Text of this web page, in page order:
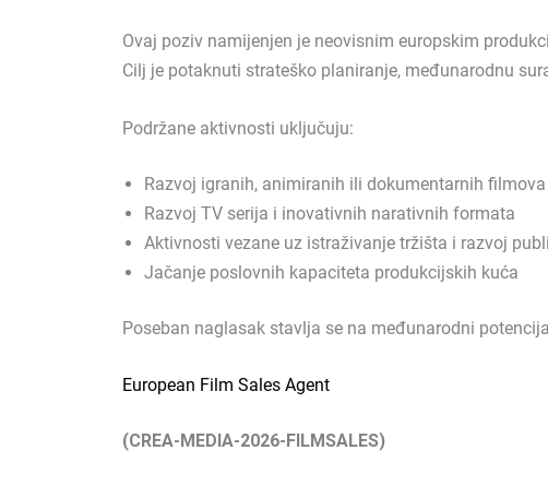
Ovaj poziv namijenjen je neovisnim europskim
Cilj je potaknuti strateško planiranje, međunarodnu
Podržane aktivnosti uključuju:
Razvoj igranih, animiranih ili dokumentarnih filmova
Razvoj TV serija i inovativnih narativnih formata
Aktivnosti vezane uz istraživanje tržišta i razvoj
Jačanje poslovnih kapaciteta produkcijskih kuća
Poseban naglasak stavlja se na međunarodni
European Film Sales Agent
(CREA-MEDIA-2026-FILMSALES)